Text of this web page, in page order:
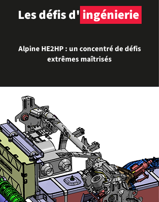
Les défis d'ingénierie
Alpine HE2HP : un concentré de défis
extrêmes maîtrisés